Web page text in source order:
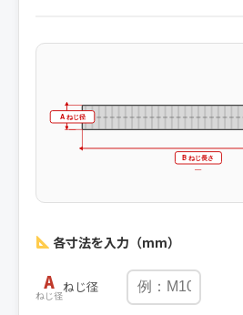
A ねじ径
—
B ねじ長さ
—
各寸法を入力（mm）
A
ねじ径
ねじ径